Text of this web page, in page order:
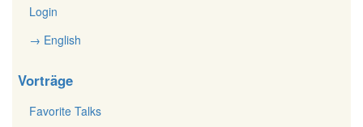
Login
→ English
Vorträge
Favorite Talks